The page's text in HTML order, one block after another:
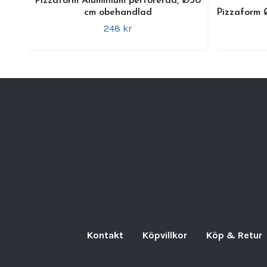
cm obehandlad
248 kr
Pizzaform
Kontakt Köpvillkor Köp & Retur